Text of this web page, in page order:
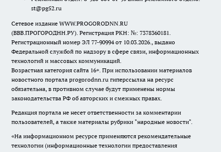
st@pg52.ru
Сетевое издание WWW.PROGORODNN.RU
(ВВВ.ПРОГОРОДНН.РУ). Регистрация РКН: №: 7378360181.
Регистрационный номер ЭЛ 77-90994 от 10.03.2026., выдано
Федеральной службой по надзору в сфере связи, информационных
технологий и массовых коммуникаций.
Возрастная категория сайта 16+. При использовании материалов
новостного портала progorodnn.ru гиперссылка на ресурс
обязательна, в противном случае будут применены нормы
законодательства РФ об авторских и смежных правах.
Редакция портала не несет ответственности за комментарии
пользователей, а также материалы рубрики "народные новости".
«На информационном ресурсе применяются рекомендательные
технологии (информационные технологии предоставления